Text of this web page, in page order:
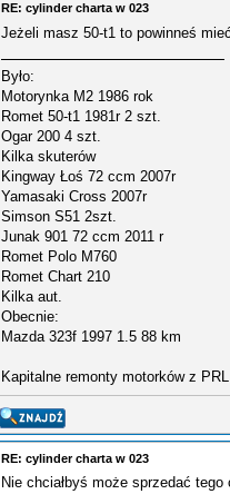
RE: cylinder charta w 023
Jeżeli masz 50-t1 to powinneś
Było:
Motorynka M2 1986 rok
Romet 50-t1 1981r 2 szt.
Ogar 200 4 szt.
Kilka skuterów
Kingway Łoś 72 ccm 2007r
Yamasaki Cross 2007r
Simson S51 2szt.
Junak 901 72 ccm 2011 r
Romet Polo M760
Romet Chart 210
Kilka aut.
Obecnie:
Mazda 323f 1997 1.5 88 km
Kapitalne remonty motorków z PRL
RE: cylinder charta w 023
Nie chciałbyś może sprzedać tego